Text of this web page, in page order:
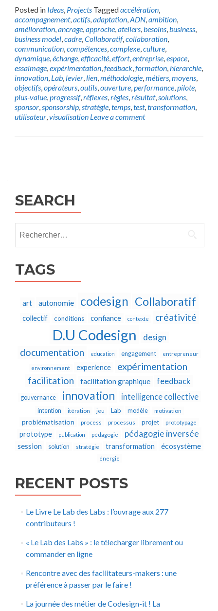
Posted in Ideas, Projects Taggedaccélération,
accompagnement,actifs,adaptation,ADN,ambition,
amélioration,ancrage,approche,ateliers,besoins,business,
business model,cadre,Collaboratif,collaboration,
communication,compétences,complexe,culture,
dynamique,échange,efficacité,effort,entreprise,espace,
essaimage,expérimentation,feedback,formation,hierarchie,
innovation, Lab, levier, lien,méthodologie,métiers,moyens,
objectifs,opérateurs,outils,ouverture,performance,pilote,
plus-value,progressif,réflexes,règles,résultat,solutions,
sponsor,sponsorship,stratégie,temps,test,transformation,
utilisateur,visualisation Leave a comment
SEARCH
TAGS
art autonomie codesign Collaboratif
collectif conditions confiance contexte créativité
D.U Codesign design
documentation education engagement entrepreneur
environnement experience
expérimentation
facilitation
facilitation graphique feedback
gouvernance innovation intelligence collective
intention itération jeu Lab modèle motivation
problématisation process processus projet prototypage
prototype publication pédagogie pédagogie inversée
session solution stratégie transformation écosystème
énergie
RECENT POSTS
Le Livre Le Lab des Labs : l’ouvrage aux 277
contributeurs !
« Le Lab des Labs » : le télecharger librement ou
commander en ligne
Rencontre avec des facilitateurs-makers : une
préférence à passer par le faire !
La journée des métier de Codesign-it ! La